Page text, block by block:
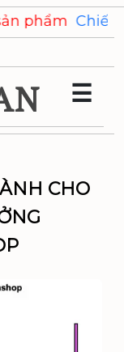
Ý Dĩ
☰
CHO